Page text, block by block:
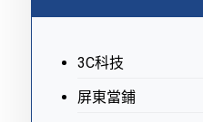
3C科技
屏東當鋪